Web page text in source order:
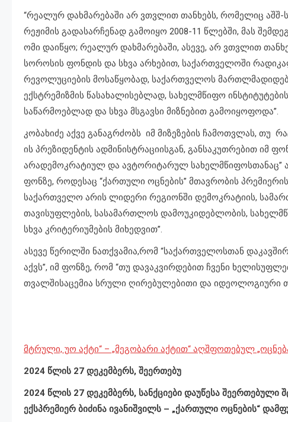
“რეალურ დახმარებაში არ ვთვლით თანხებს, რომელიც აშშ-
რეჟიმის გადასარჩენად გამოიყო 2008-11 წლებში, მას
ომი დაიწყო; რეალურ დახმარებაში, ასევე, არ ვთვლით
სოროსის ფონდის და სხვა არხებით, საქართველოში
რევოლუციების მოსაწყობად, საქართველოს
ექსტრემიზმის წასახალისებლად, სახელმწიფო
საწარმოებლად და სხვა მსგავსი მიზნებით გამოიყოფოდა”.
კობახიძე აქვე განაგრძობს იმ მიზეზების ჩამოთვლას, თუ
ის პრეზიდენტის ადმინისტრაციისგან, განსაკუთრებით იმ
არადემოკრატიულ და ავტორიტარულ სახელმწიფოსთანაც”
ფონზე, როდესაც “ქართული ოცნების” მთავრობის
საქართველო არის ლიდერი რეგიონში დემოკრატიის,
თავისუფლების, სასამართლოს დამოუკიდებლობის,
სხვა კრიტერიუმების მიხედვით”.
ასევე წერილში ნათქვამია,რომ “საქართველოსთან
აქვს”, იმ ფონზე, რომ “თუ დავაკვირდებით ჩვენი
თვალშისაცემია სრული ღირებულებითი და იდეოლოგიური
მტრული, უო აქტი“ – „მეგობარი აქტით“ აღშფოთებულ
2024 წლის 27 დეკემბერს, შეერთებუ
2024 წლის 27 დეკემბერს, სანქციები დაუწესა შეერთებული
ექსპრემიერ ბიძინა ივანიშვილს – „ქართული ოცნების“